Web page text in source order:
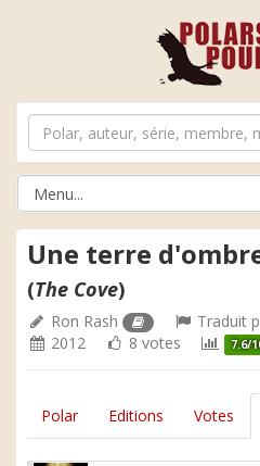
Une terre
(The Cove)
Ron Rash Traduit
2012
8 votes 7.6/
Polar Editions Votes